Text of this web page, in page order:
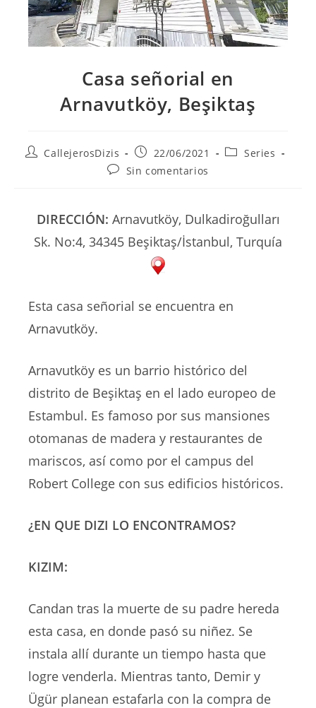
Casa señorial en
Arnavutköy, Beşiktaş
AutorCallejerosDizis
Publicación
la
22/06/2021
Categoría
Series
Comentarios
Sin comentarios
DIRECCIÓN: Arnavutköy, Dulkadiroğulları
Sk. No:4, 34345 Beşiktaş/İstanbul, Turquía
Esta casa señorial se encuentra en
Arnavutköy.
Arnavutköy es un barrio histórico del
distrito de Beşiktaş en el lado europeo de
Estambul. Es famoso por sus mansiones
otomanas de madera y restaurantes de
mariscos, así como por el campus del
Robert College con sus edificios históricos.
¿EN QUE DIZI LO ENCONTRAMOS?
KIZIM:
Candan tras la muerte de su padre hereda
esta casa, en donde pasó su niñez. Se
instala allí durante un tiempo hasta que
logre venderla. Mientras tanto, Demir y
Ügür planean estafarla con la compra de